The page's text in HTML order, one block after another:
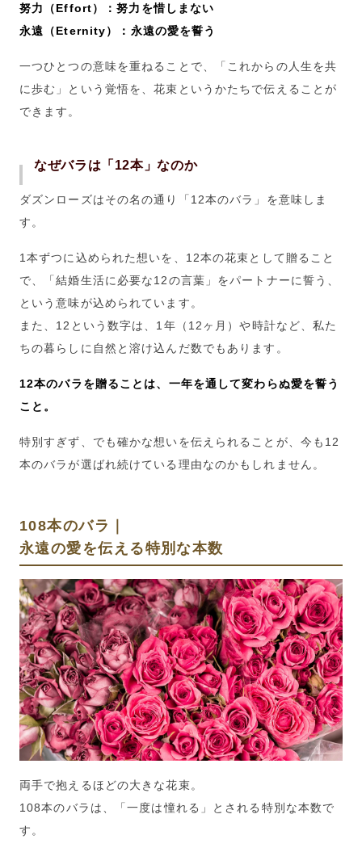
努力（Effort）：努力を惜しまない
永遠（Eternity）：永遠の愛を誓う
一つひとつの意味を重ねることで、「これからの人生を共
に歩む」という覚悟を、花束というかたちで伝えることが
できます。
なぜバラは「12本」なのか
ダズンローズはその名の通り「12本のバラ」を意味しま
す。
1本ずつに込められた想いを、12本の花束として贈ること
で、「結婚生活に必要な12の言葉」をパートナーに誓う、
という意味が込められています。
また、12という数字は、1年（12ヶ月）や時計など、私た
ちの暮らしに自然と溶け込んだ数でもあります。
12本のバラを贈ることは、一年を通して変わらぬ愛を誓う
こと。
特別すぎず、でも確かな想いを伝えられることが、今も12
本のバラが選ばれ続けている理由なのかもしれません。
108本のバラ｜
永遠の愛を伝える特別な本数
両手で抱えるほどの大きな花束。
108本のバラは、「一度は憧れる」とされる特別な本数で
す。